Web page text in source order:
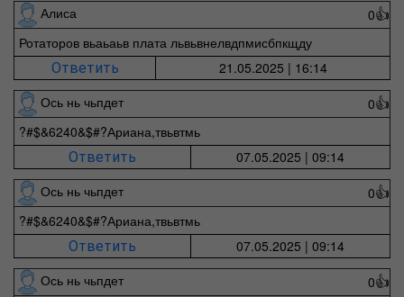
Алиса
0👍
Ротаторов вьаьаьв плата львьвнелвдпмисбпкщду
Ответить
21.05.2025 | 16:14
Ось нь чьпдет
0👍
?#$&6240&$#?Ариана,твьвтмь
Ответить
07.05.2025 | 09:14
Ось нь чьпдет
0👍
?#$&6240&$#?Ариана,твьвтмь
Ответить
07.05.2025 | 09:14
Ось нь чьпдет
0👍